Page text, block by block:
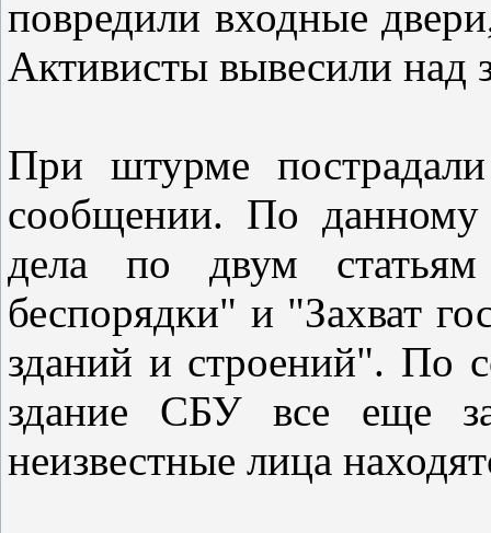
повредили входные
Активисты вывесили над
При штурме
сообщении. По данному
дела по двум
беспорядки" и "Захват
зданий и строений". По
здание СБУ все еще
неизвестные лица